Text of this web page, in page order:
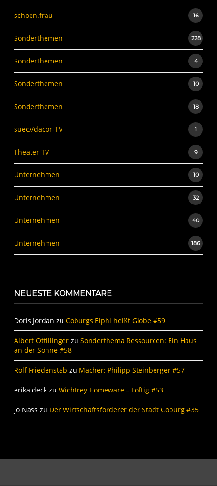
schoen.frau 16
Sonderthemen 228
Sonderthemen 4
Sonderthemen 10
Sonderthemen 18
suec//dacor-TV 1
Theater TV 9
Unternehmen 10
Unternehmen 32
Unternehmen 40
Unternehmen 186
NEUESTE KOMMENTARE
Doris Jordan zu Coburgs Elphi heißt Globe #59
Albert Ottillinger zu Sonderthema Ressourcen: Ein Haus
an der Sonne #58
Rolf Friedenstab zu Macher: Philipp Steinberger #57
erika deck zu Wichtrey Homeware – Loftig #53
Jo Nass zu Der Wirtschaftsförderer der Stadt Coburg #35